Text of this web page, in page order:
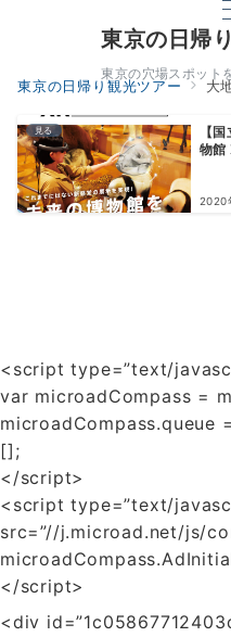
東京の日帰
東京の穴場スポット
東京の日帰り観光ツアー 大
見る
【
物館
2020
<script type=”text/
var microadCompass =
microadCompass.queue
[];
</script>
<script type=”text/
src=”//j.microad.net/js/
</script>
<div